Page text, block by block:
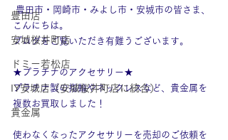
豊田店
安城桜井町店
ドミー若松店
IY安城店（安城桜井町店に統合）
貴金属
豊田市・岡崎市・みよし市・安城市の皆さま、
こんにちは。
ブログをご覧いただき有難うございます。
★プラチナのアクセサリー★
プラチナ製の指輪やネックレスなど、貴金属を
複数お買取しました！
使わなくなったアクセサリーを売却のご依頼を